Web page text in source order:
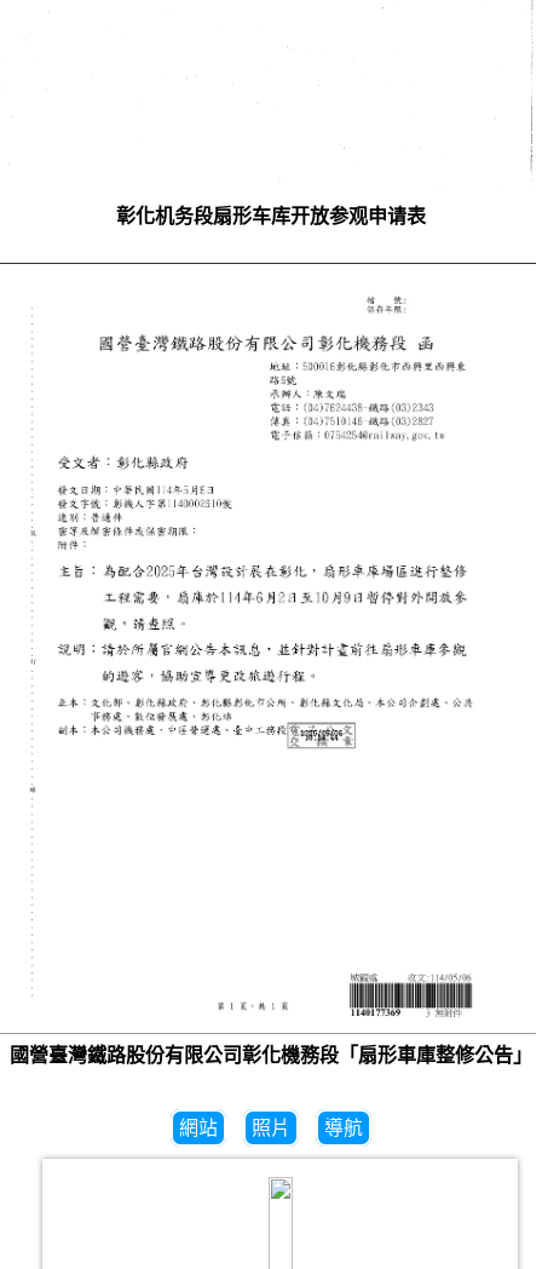
彰化机务段扇形车库开放参观申请表
國營臺灣鐵路股份有限公司彰化機務段「扇形車庫整修公告」
網站 照片 導航